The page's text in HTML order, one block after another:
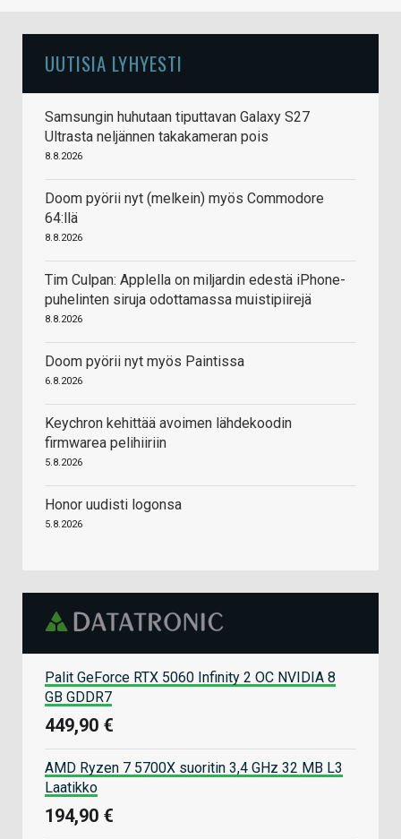
UUTISIA LYHYESTI
Samsungin huhutaan tiputtavan Galaxy S27
Ultrasta neljännen takakameran pois
8.8.2026
Doom pyörii nyt (melkein) myös Commodore
64:llä
8.8.2026
Tim Culpan: Applella on miljardin edestä iPhone-
puhelinten siruja odottamassa muistipiirejä
8.8.2026
Doom pyörii nyt myös Paintissa
6.8.2026
Keychron kehittää avoimen lähdekoodin
firmwarea pelihiiriin
5.8.2026
Honor uudisti logonsa
5.8.2026
Palit GeForce RTX 5060 Infinity 2 OC NVIDIA 8
GB GDDR7
449,90 €
AMD Ryzen 7 5700X suoritin 3,4 GHz 32 MB L3
Laatikko
194,90 €